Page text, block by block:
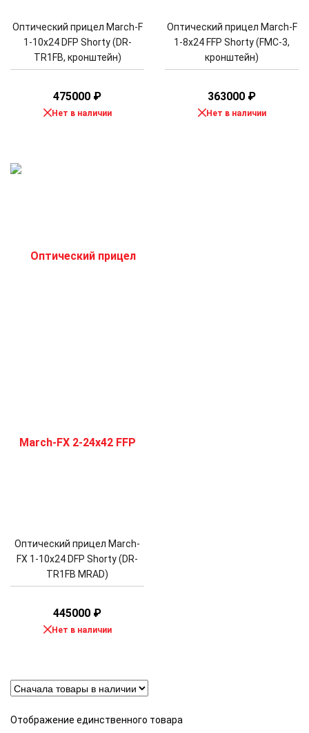
Оптический прицел March-F
1-10x24 DFP Shorty (DR-
TR1FB, кронштейн)
475000 ₽
Нет в наличии
Оптический прицел March-F
1-8x24 FFP Shorty (FMC-3,
кронштейн)
363000 ₽
Нет в наличии
Оптический прицел March-
FX 1-10x24 DFP Shorty (DR-
TR1FB MRAD)
445000 ₽
Нет в наличии
Отображение единственного товара